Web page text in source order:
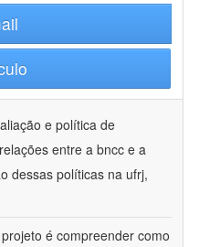
e política de
entre a bncc e a
dessas políticas na ufrj,
é compreender como